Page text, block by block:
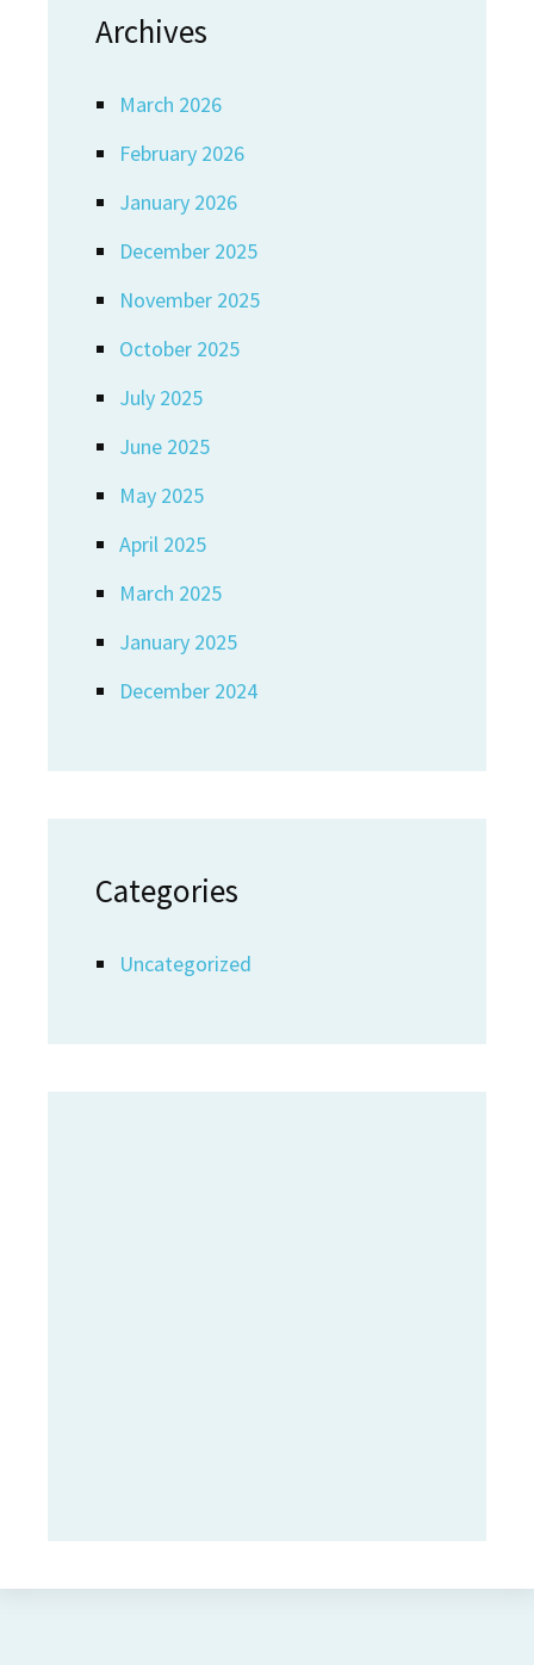
Archives
March 2026
February 2026
January 2026
December 2025
November 2025
October 2025
July 2025
June 2025
May 2025
April 2025
March 2025
January 2025
December 2024
Categories
Uncategorized